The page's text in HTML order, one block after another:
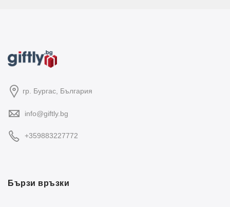
гр. Бургас, България
info@giftly.bg
+359883227772
Бързи връзки